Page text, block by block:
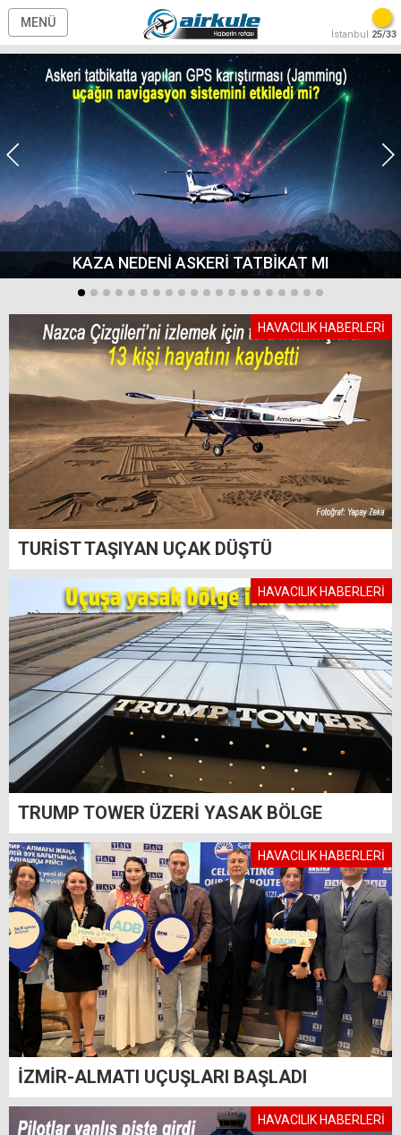
MENÜ
İstanbul 25/33
KAZA NEDENİ ASKERİ TATBİKAT MI
HAVACILIK HABERLERİ
TURİST TAŞIYAN UÇAK DÜŞTÜ
HAVACILIK HABERLERİ
TRUMP TOWER ÜZERİ YASAK BÖLGE
HAVACILIK HABERLERİ
İZMİR-ALMATI UÇUŞLARI BAŞLADI
HAVACILIK HABERLERİ